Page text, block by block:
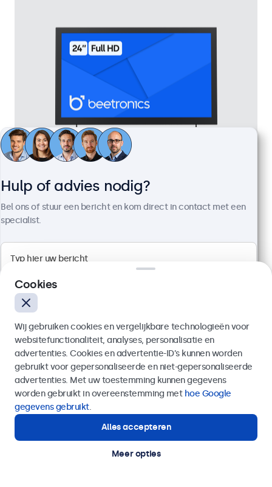
24 Inch Monitor Metaal
Artikelnummer:
100+ stuks beschikbaar
1920 x 1080 resolutie (Full HD)
Aansluitingen: HDMI, VGA, BNC, RCA
Montage: desktop, wand, inbouw
Buitenmaat: 560 x 337 x 41 mm
€ 603,79 incl. btw
Bekijken
In winkelwagen
Hulp of advies nodig?
Bel ons of stuur een bericht en kom direct in contact met een
specialist.
Verzenden
Of bel ons op
Hulp of advies nodig?
Direct contact met een specialist.
Cookies
Wij gebruiken cookies en vergelijkbare technologieën voor
websitefunctionaliteit, analyses, personalisatie en
advertenties. Cookies en advertentie-ID’s kunnen worden
gebruikt voor gepersonaliseerde en niet-gepersonaliseerde
advertenties. Met uw toestemming kunnen gegevens
worden gebruikt in overeenstemming met hoe Google
gegevens gebruikt.
Alles accepteren
Meer opties